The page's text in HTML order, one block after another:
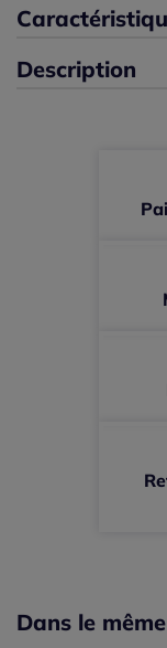
46/48 -En stock
48 -En stock
Description
Dans le